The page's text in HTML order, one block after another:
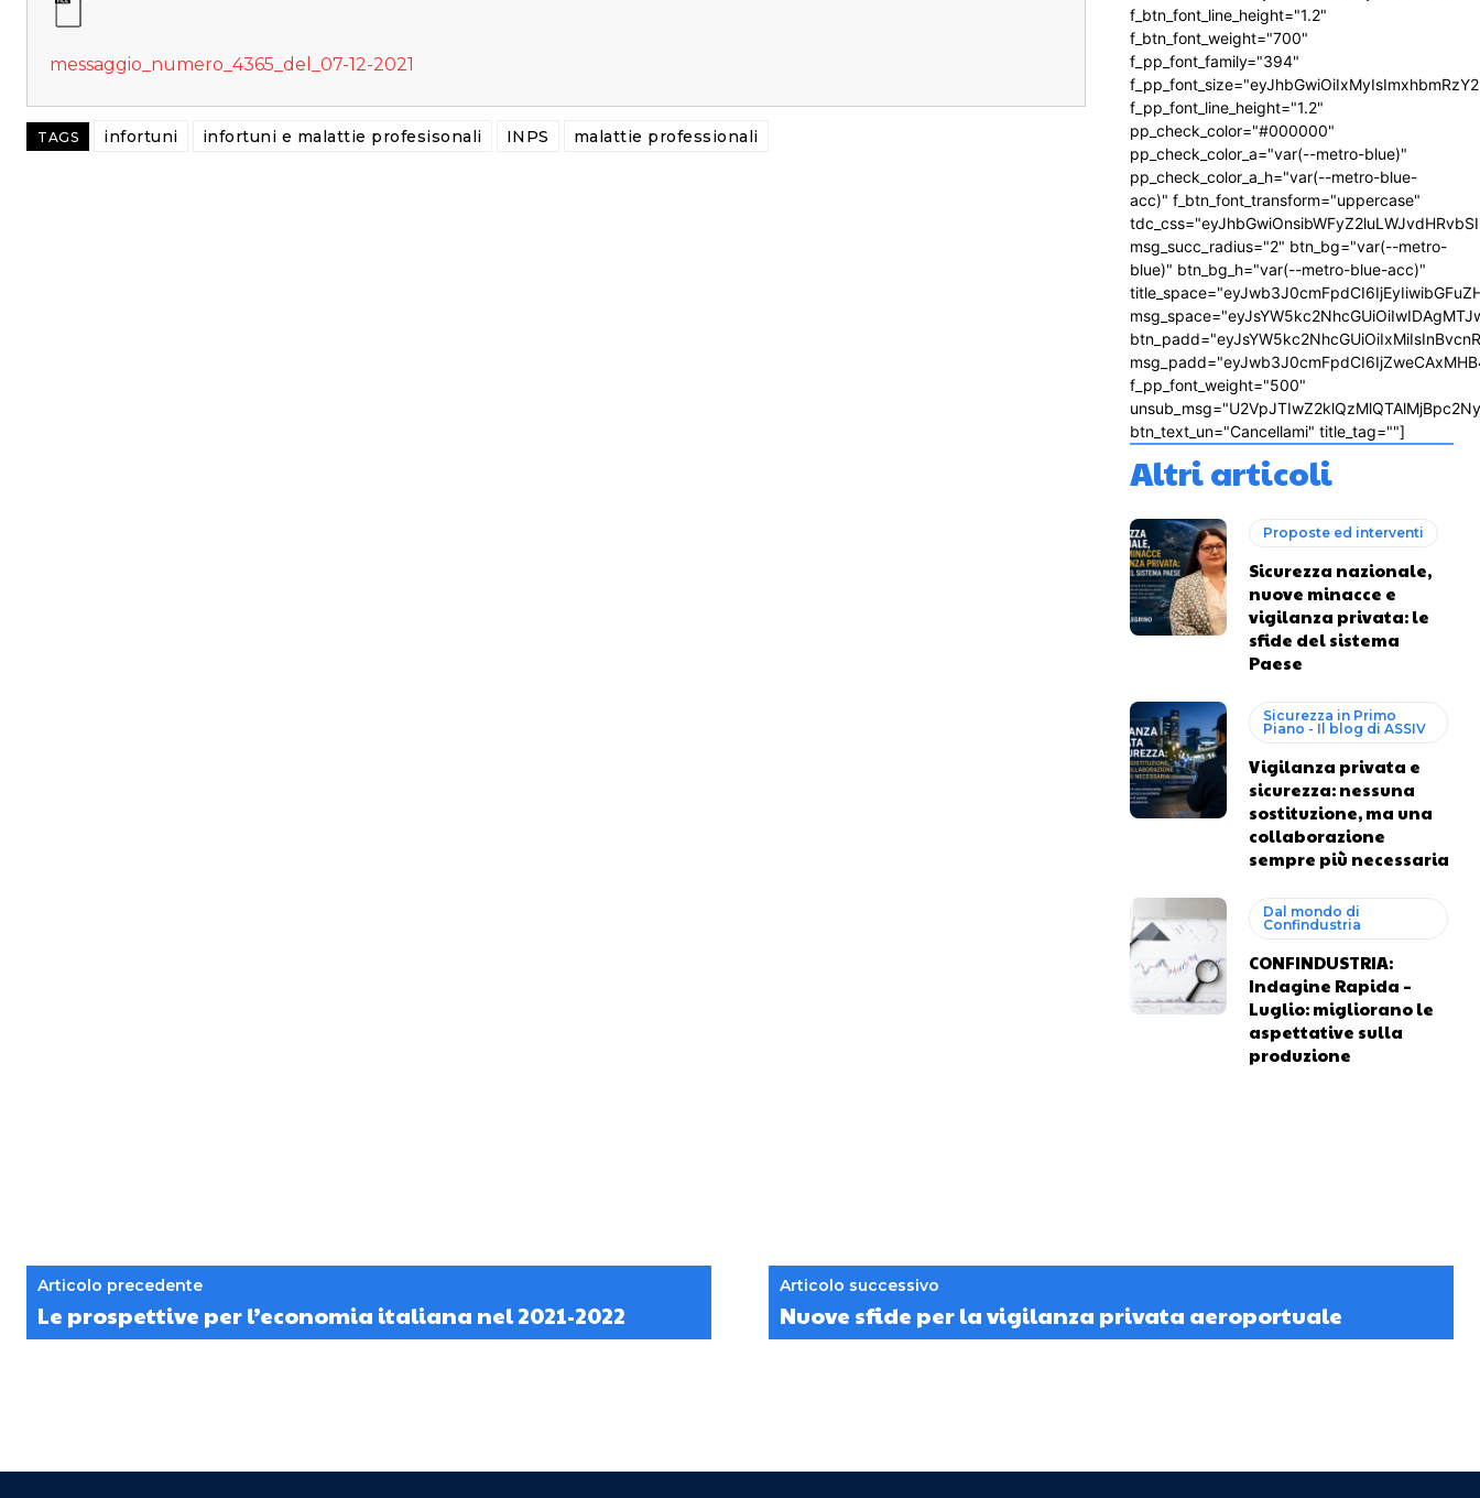
messaggio_numero_4365_del_07-12-2021
TAGS infortuni infortuni e malattie profesisonali INPS malattie professionali
f_btn_font_line_height="1.2"
f_btn_font_weight="700"
f_pp_font_family="394"
f_pp_font_line_height="1.2"
pp_check_color="#000000"
pp_check_color_a="var(--metro-blue)"
pp_check_color_a_h="var(--metro-blue-
acc)" f_btn_font_transform="uppercase"
msg_succ_radius="2" btn_bg="var(--metro-
blue)" btn_bg_h="var(--metro-blue-acc)"
f_pp_font_weight="500"
btn_text_un="Cancellami" title_tag=""]
Altri articoli
Proposte ed interventi
Sicurezza nazionale,
nuove minacce e
vigilanza privata: le
sfide del sistema
Paese
Sicurezza in Primo
Piano - Il blog di ASSIV
Vigilanza privata e
sicurezza: nessuna
sostituzione, ma una
collaborazione
sempre più necessaria
Dal mondo di
Confindustria
CONFINDUSTRIA:
Indagine Rapida –
Luglio: migliorano le
aspettative sulla
produzione
Articolo precedente
Le prospettive per l’economia italiana nel 2021-2022
Articolo successivo
Nuove sfide per la vigilanza privata aeroportuale